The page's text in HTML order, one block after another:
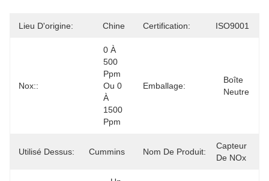
Lieu D'origine: Chine Certification: ISO9001
Nox::
0 À
500
Ppm
Ou 0
À
1500
Ppm
Emballage:
Boîte
Neutre
Utilisé Dessus: Cummins Nom De Produit:
Capteur
De NOx